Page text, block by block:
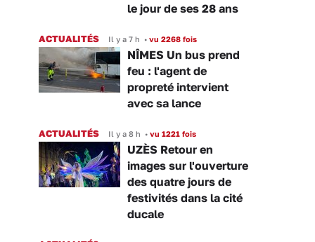
le jour de ses 28 ans
ACTUALITÉS Il y a 7 h • vu 2268 fois
NÎMES Un bus prend
feu : l'agent de
propreté intervient
avec sa lance
ACTUALITÉS Il y a 8 h • vu 1221 fois
UZÈS Retour en
images sur l'ouverture
des quatre jours de
festivités dans la cité
ducale